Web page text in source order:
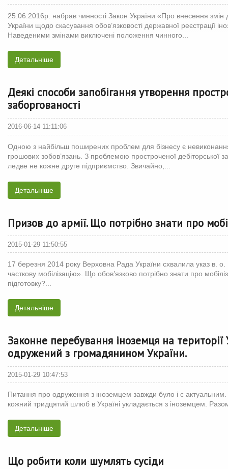
25.06.2016р. набрав чинності Закон України «Про внесення змін
України щодо скасування обов’язковості державної реєстрації
Наведеними змінами виключені положення чинного...
Детальніше
Деякі способи запобігання утворення
заборгованості
2016-06-14 11:11:06
Одною з найбільш поширених проблем для бізнесу є
грошових зобов’язань. З проблемою простроченої дебіторської
ледве не кожне друге підприємство. Звичайно,...
Детальніше
Призов до армії. Що потрібно знати про
2015-01-29 11:50:55
17 березня 2014 року Верховна Рада України схвалила указ в.
часткову мобілізацію». Що обов’язково потрібно знати про
підготовку?...
Детальніше
Законне перебування іноземця на території
одружений з громадянином України.
2015-01-29 10:47:53
Питання про одруження з іноземцем завжди було і є
кожний тридцятий шлюб в Україні укладається з іноземцем.
Детальніше
Що робити коли шумлять сусіди